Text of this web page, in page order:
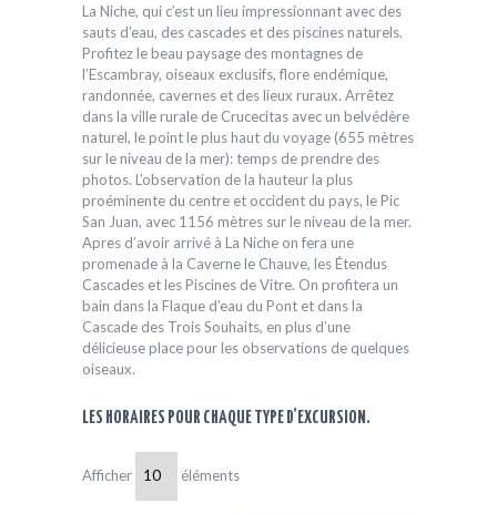
La Niche, qui c’est un lieu impressionnant avec des
sauts d’eau, des cascades et des piscines naturels.
Profitez le beau paysage des montagnes de
l’Escambray, oiseaux exclusifs, flore endémique,
randonnée, cavernes et des lieux ruraux. Arrêtez
dans la ville rurale de Crucecitas avec un belvédère
naturel, le point le plus haut du voyage (655 mètres
sur le niveau de la mer): temps de prendre des
photos. L’observation de la hauteur la plus
proéminente du centre et occident du pays, le Pic
San Juan, avec 1156 mètres sur le niveau de la mer.
Apres d’avoir arrivé à La Niche on fera une
promenade à la Caverne le Chauve, les Étendus
Cascades et les Piscines de Vitre. On profitera un
bain dans la Flaque d’eau du Pont et dans la
Cascade des Trois Souhaits, en plus d’une
délicieuse place pour les observations de quelques
oiseaux.
LES HORAIRES POUR CHAQUE TYPE D’EXCURSION.
Afficher éléments